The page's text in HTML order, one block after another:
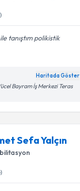
tanıştım polikistik
Haritada Göster
Bayram İş Merkezi Teras
Sefa Yalçın